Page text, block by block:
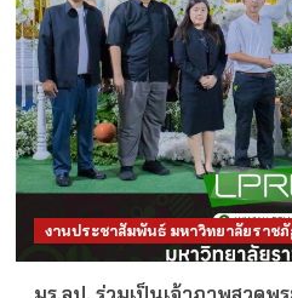
งานประชาสัมพันธ์ มหาวิทยาลัยราชภั